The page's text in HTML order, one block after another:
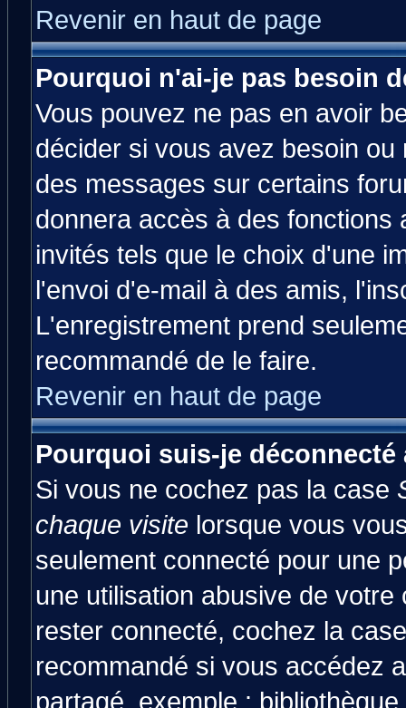
Revenir en haut de page
Pourquoi n'ai-je pas besoin
Vous pouvez ne pas en avoir
décider si vous avez besoin
des messages sur certains
donnera accès à des fonctions
invités tels que le choix d'une
l'envoi d'e-mail à des amis,
L'enregistrement prend
recommandé de le faire.
Revenir en haut de page
Pourquoi suis-je
Si vous ne cochez pas la case
chaque visite lorsque vous
seulement connecté pour une
une utilisation abusive de
rester connecté, cochez la
recommandé si vous accédez
partagé, exemple :